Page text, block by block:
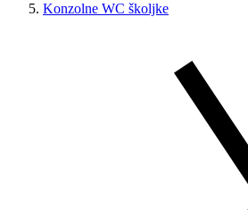
Konzolne WC školjke